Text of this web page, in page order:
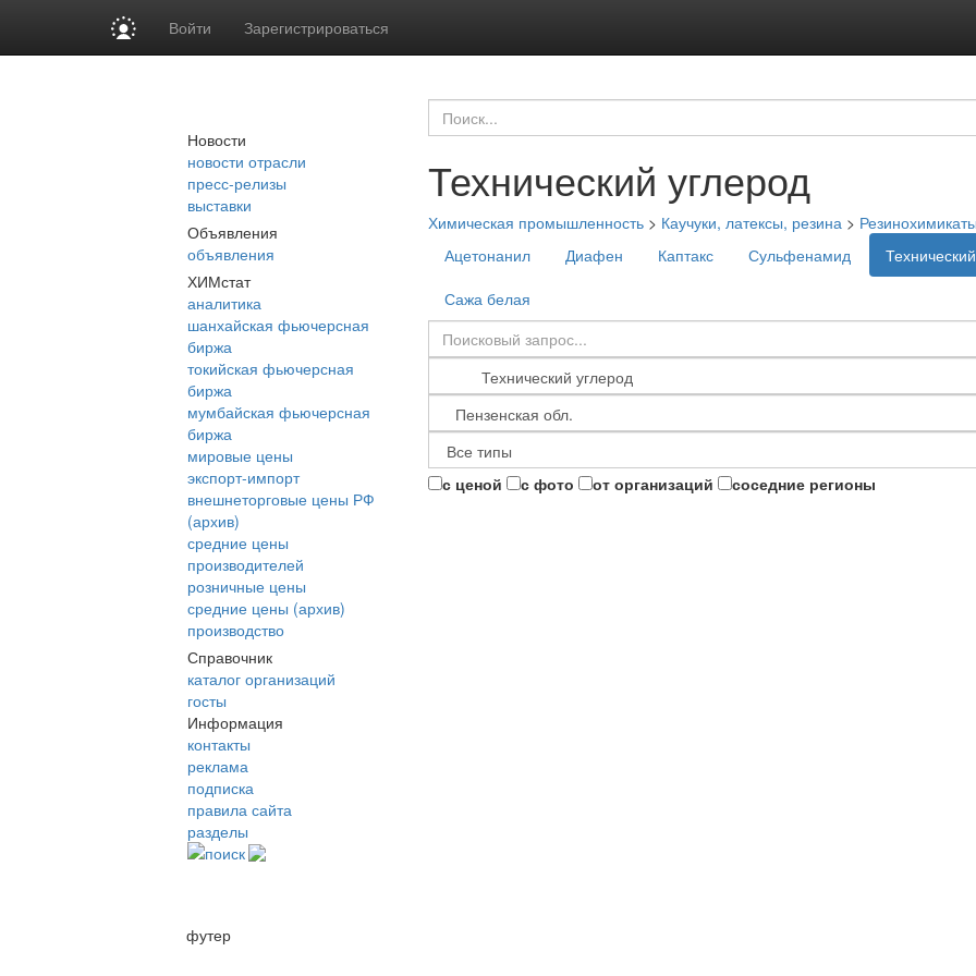
Войти Зарегистрироваться
Новости
новости отрасли
пресс-релизы
выставки
Объявления
объявления
ХИМстат
аналитика
шанхайская фьючерсная
биржа
токийская фьючерсная
биржа
мумбайская фьючерсная
биржа
мировые цены
экспорт-импорт
внешнеторговые цены РФ
(архив)
средние цены
производителей
розничные цены
средние цены (архив)
производство
Справочник
каталог организаций
госты
Информация
контакты
реклама
подписка
правила сайта
разделы
поиск
Технический углерод
Химическая промышленность > Каучуки, латексы, резина > Резинохимикаты
Ацетонанил
Диафен Каптакс Сульфенамид
Сажа белая
с ценой с фото от организаций соседние регионы
футер